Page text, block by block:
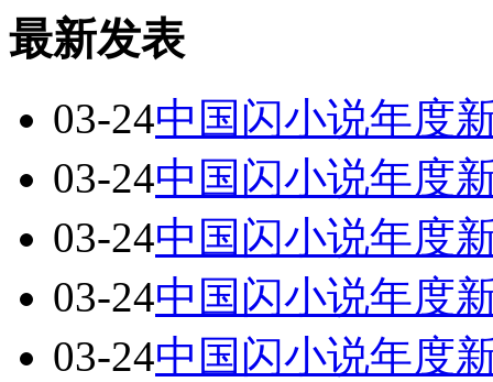
最新发表
03-24中国闪小说年度
03-24中国闪小说年度
03-24中国闪小说年度
03-24中国闪小说年度
03-24中国闪小说年度